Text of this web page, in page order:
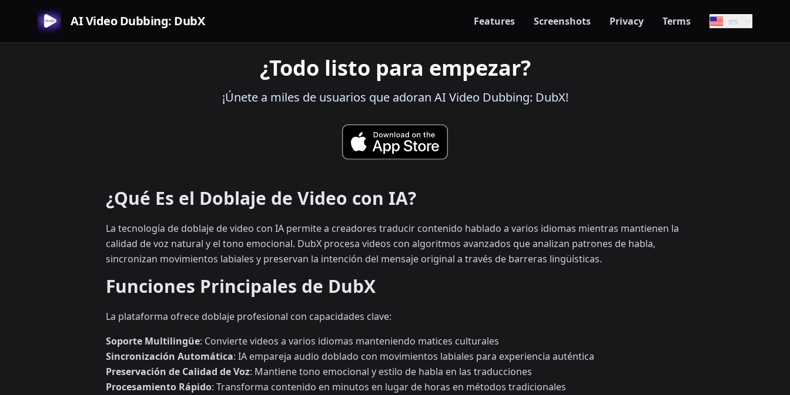
AI Video Dubbing: DubX Features Screenshots Privacy Terms es
¿Todo listo para empezar?
¡Únete a miles de usuarios que adoran AI Video Dubbing: DubX!
¿Qué Es el Doblaje de Video con IA?
La tecnología de doblaje de video con IA permite a creadores traducir contenido hablado a varios idiomas mientras mantienen la
calidad de voz natural y el tono emocional. DubX procesa videos con algoritmos avanzados que analizan patrones de habla,
sincronizan movimientos labiales y preservan la intención del mensaje original a través de barreras lingüísticas.
Funciones Principales de DubX
La plataforma ofrece doblaje profesional con capacidades clave:
Soporte Multilingüe: Convierte videos a varios idiomas manteniendo matices culturales
Sincronización Automática: IA empareja audio doblado con movimientos labiales para experiencia auténtica
Preservación de Calidad de Voz: Mantiene tono emocional y estilo de habla en las traducciones
Procesamiento Rápido: Transforma contenido en minutos en lugar de horas en métodos tradicionales